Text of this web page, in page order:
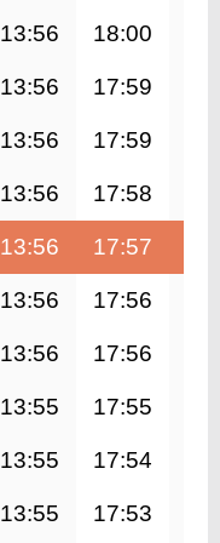
13:56 18:00
13:56 17:59
13:56 17:59
13:56 17:58
13:56 17:57
13:56 17:56
13:56 17:56
13:55 17:55
13:55 17:54
13:55 17:53